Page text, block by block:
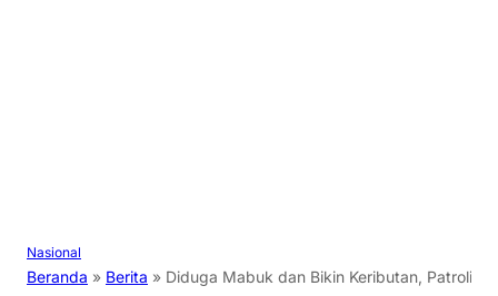
Nasional
Beranda » Berita » Diduga Mabuk dan Bikin Keributan, Patroli